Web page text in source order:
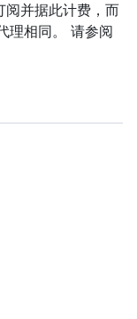
并据此计费，而
理相同。 请参阅